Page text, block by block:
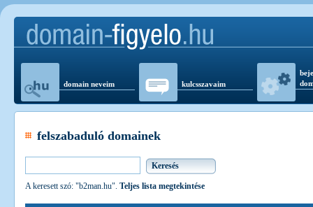
domain neveim kulcsszavaim
felszabaduló domainek
A keresett szó: "b2man.hu". Teljes lista megtekintése